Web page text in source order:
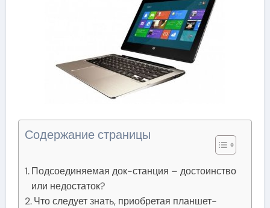
Содержание страницы
Подсоединяемая док-станция – достоинство
или недостаток?
Что следует знать, приобретая планшет-